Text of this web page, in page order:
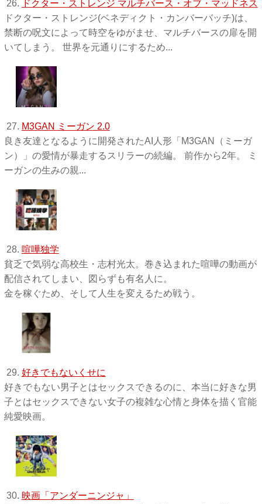
26.
ドクター・ストレンジ マルチバース・オブ・マッドネス
ドクター・ストレンジ(ベネディクト・カンバーバッチ)は、
禁断の呪文によって時空をゆがませ、マルチバースの扉を開
いてしまう。 世界を元通りにするため...
27. M3GAN ミーガン 2.0
良き友達となるように開発されたAI人形「M3GAN（ミーガ
ン）」の愛情が暴走するスリラーの続編。 前作から2年。 ミ
ーガンの生みの親...
28. 喧嘩独学
貧乏で気弱な高校生・志村光太。巻き込まれた喧嘩の動画が
配信されてしまい、図らずも有名人に。
金を稼ぐため、そして人生を変えるため戦う。
29. 好きでもないくせに
好きでもない男子とはセックスできるのに、本当に好きな男
子とはセックスできない女子の複雑な心情と身体を描く官能
純愛映画。
30. 映画「アンダーニンジャ」